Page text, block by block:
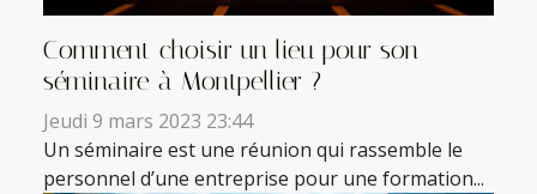
Comment choisir un lieu pour son
séminaire à Montpellier ?
Jeudi 9 mars 2023 23:44
Un séminaire est une réunion qui rassemble le
personnel d’une entreprise pour une formation...